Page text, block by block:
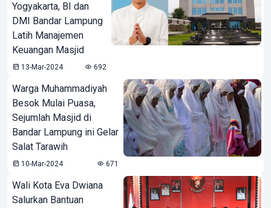
Yogyakarta, BI dan
DMI Bandar Lampung
Latih Manajemen
Keuangan Masjid
13-Mar-2024 692
Warga Muhammadiyah
Besok Mulai Puasa,
Sejumlah Masjid di
Bandar Lampung ini Gelar
Salat Tarawih
10-Mar-2024 671
Wali Kota Eva Dwiana
Salurkan Bantuan